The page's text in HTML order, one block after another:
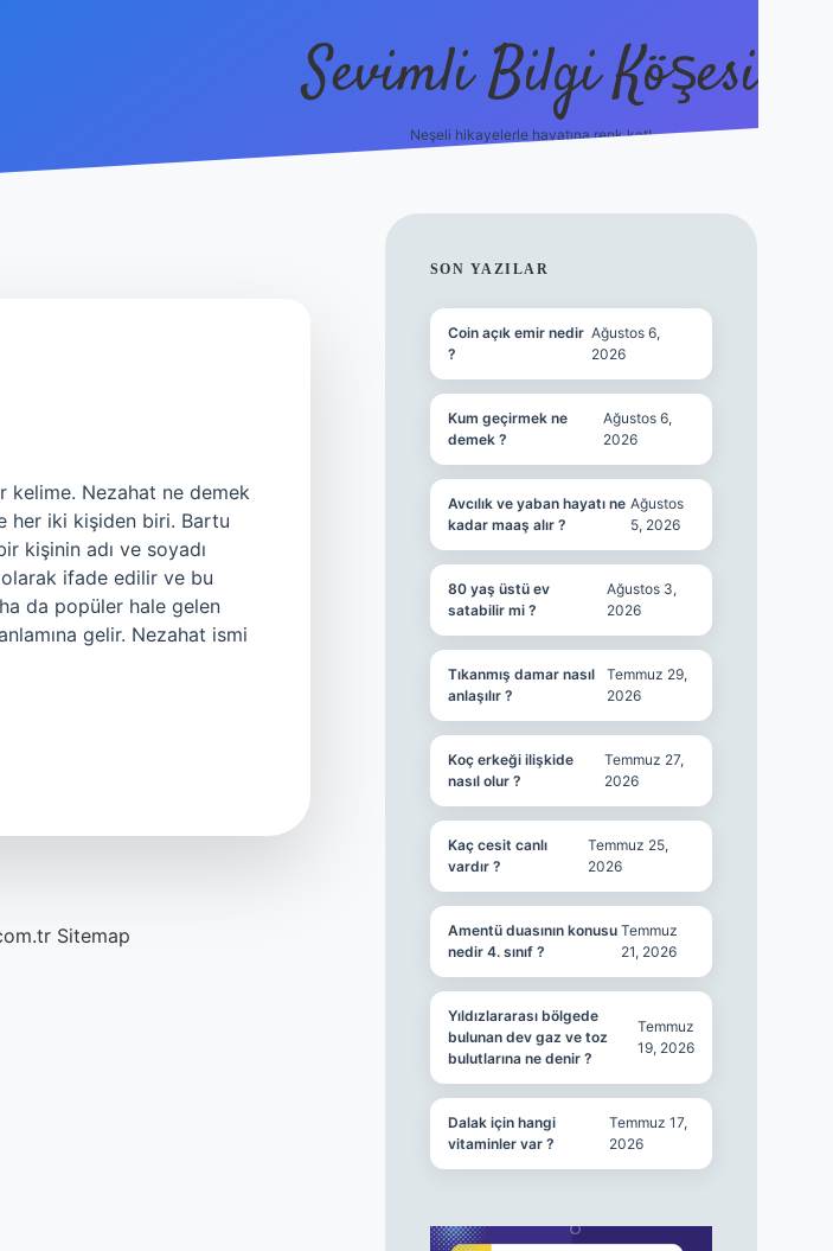
Sevimli Bilgi Köşesi
Neşeli hikayelerle hayatına renk kat!
kelime. Nezahat ne demek
her iki kişiden biri. Bartu
kişinin adı ve soyadı
olarak ifade edilir ve bu
da popüler hale gelen
gelir. Nezahat ismi
Sitemap
SIDEBAR
SON YAZILAR
Coin açık emir nedir
?
Ağustos 6,
2026
Kum geçirmek ne
demek ?
Ağustos 6,
2026
Avcılık ve yaban hayatı ne
kadar maaş alır ?
Ağustos
5, 2026
80 yaş üstü ev
satabilir mi ?
Ağustos 3,
2026
Tıkanmış damar nasıl
anlaşılır ?
Temmuz 29,
2026
Koç erkeği ilişkide
nasıl olur ?
Temmuz 27,
2026
Kaç cesit canlı
vardır ?
Temmuz 25,
2026
Amentü duasının konusu
nedir 4. sınıf ?
Temmuz
21, 2026
Yıldızlararası bölgede
bulunan dev gaz ve toz
bulutlarına ne denir ?
Temmuz
19, 2026
Dalak için hangi
vitaminler var ?
Temmuz 17,
2026
hiltonbet güncel giriş